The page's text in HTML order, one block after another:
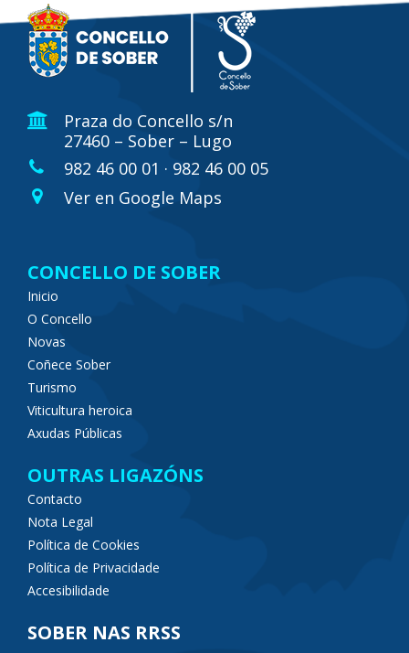
Praza do Concello s/n
27460 – Sober – Lugo
982 46 00 01 · 982 46 00 05
Ver en Google Maps
CONCELLO DE SOBER
Inicio
O Concello
Novas
Coñece Sober
Turismo
Viticultura heroica
Axudas Públicas
OUTRAS LIGAZÓNS
Contacto
Nota Legal
Política de Cookies
Política de Privacidade
Accesibilidade
SOBER NAS RRSS